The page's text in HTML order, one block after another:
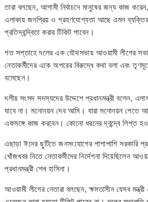
তারা বলছেন, আগামী নির্বাচনে মানুষের জন্য কাজ
এলাকায় জনপ্রিয় ও গ্রহণযোগ্যতা আছে এমন
প্রতিদ্বন্দ্বিতা করার টিকিট পাবেন।
গত সপ্তাহে দলের এক যৌথসভায় আওয়ামী লীগের
নেতাকর্মীদের একে অপরের বিরুদ্ধে কথা বলা এবং
বলেছেন।
দলীয় সংসদ সদস্যদের উদ্দেশে প্রধানমন্ত্রী বলেন,
যাবে না। মনোনয়ন দেব আমি। যারা মনোনয়ন পেতে
একসঙ্গে কাজ করবেন। কোনো ধরনের দ্বন্দ্বে লিপ্ত
এছাড়া ঈদের ছুটিতে জনসংযোগের পাশাপাশি সরকারি
খোঁজখবর নিতে নেতাকর্মীদের নির্দেশনা দিয়েছিলেন
প্রধানমন্ত্রী শেখ হাসিনা।
আওয়ামী লীগের নেতারা বলছেন, ক্ষমতাসীন যেসব